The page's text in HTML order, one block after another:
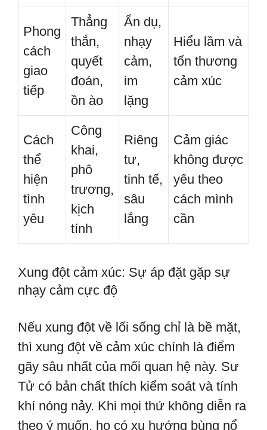
Phong
cách
giao
tiếp
Thẳng
thắn,
quyết
đoán,
ồn ào
Ẩn dụ,
nhạy
cảm,
im
lặng
Hiểu lầm và
tổn thương
cảm xúc
Cách
thể
hiện
tình
yêu
Công
khai,
phô
trương,
kịch
tính
Riêng
tư,
tinh tế,
sâu
lắng
Cảm giác
không được
yêu theo
cách mình
cần
Xung đột cảm xúc: Sự áp đặt gặp sự
nhạy cảm cực độ
Nếu xung đột về lối sống chỉ là bề mặt,
thì xung đột về cảm xúc chính là điểm
gãy sâu nhất của mối quan hệ này. Sư
Tử có bản chất thích kiểm soát và tính
khí nóng nảy. Khi mọi thứ không diễn ra
theo ý muốn, họ có xu hướng bùng nổ